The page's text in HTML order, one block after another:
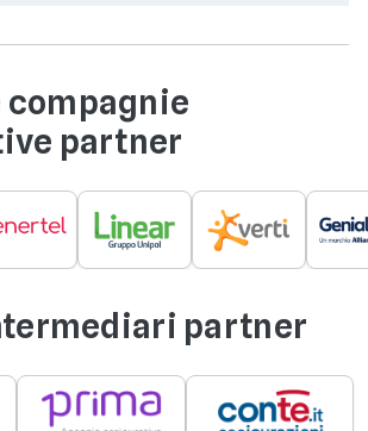
compagnie
partner
partner